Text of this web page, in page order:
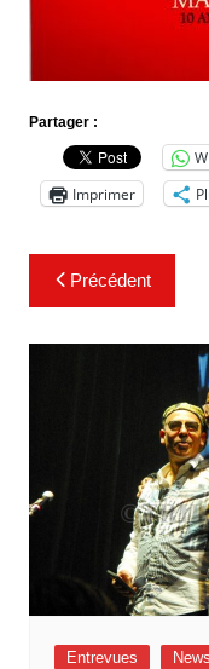
Partager :
Imprimer
Navigation
de
l’article
Précédent
Entrevues News